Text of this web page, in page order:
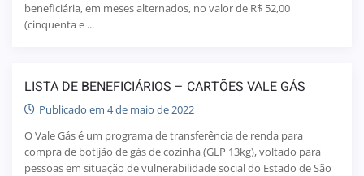
beneficiária, em meses alternados, no valor de R$ 52,00
(cinquenta e ...
LISTA DE BENEFICIÁRIOS – CARTÕES VALE GÁS
Publicado em 4 de maio de 2022
O Vale Gás é um programa de transferência de renda para
compra de botijão de gás de cozinha (GLP 13kg), voltado para
pessoas em situação de vulnerabilidade social do Estado de São